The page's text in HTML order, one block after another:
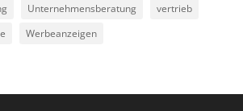
Unternehmensberatung
vertrieb
Werbeanzeigen